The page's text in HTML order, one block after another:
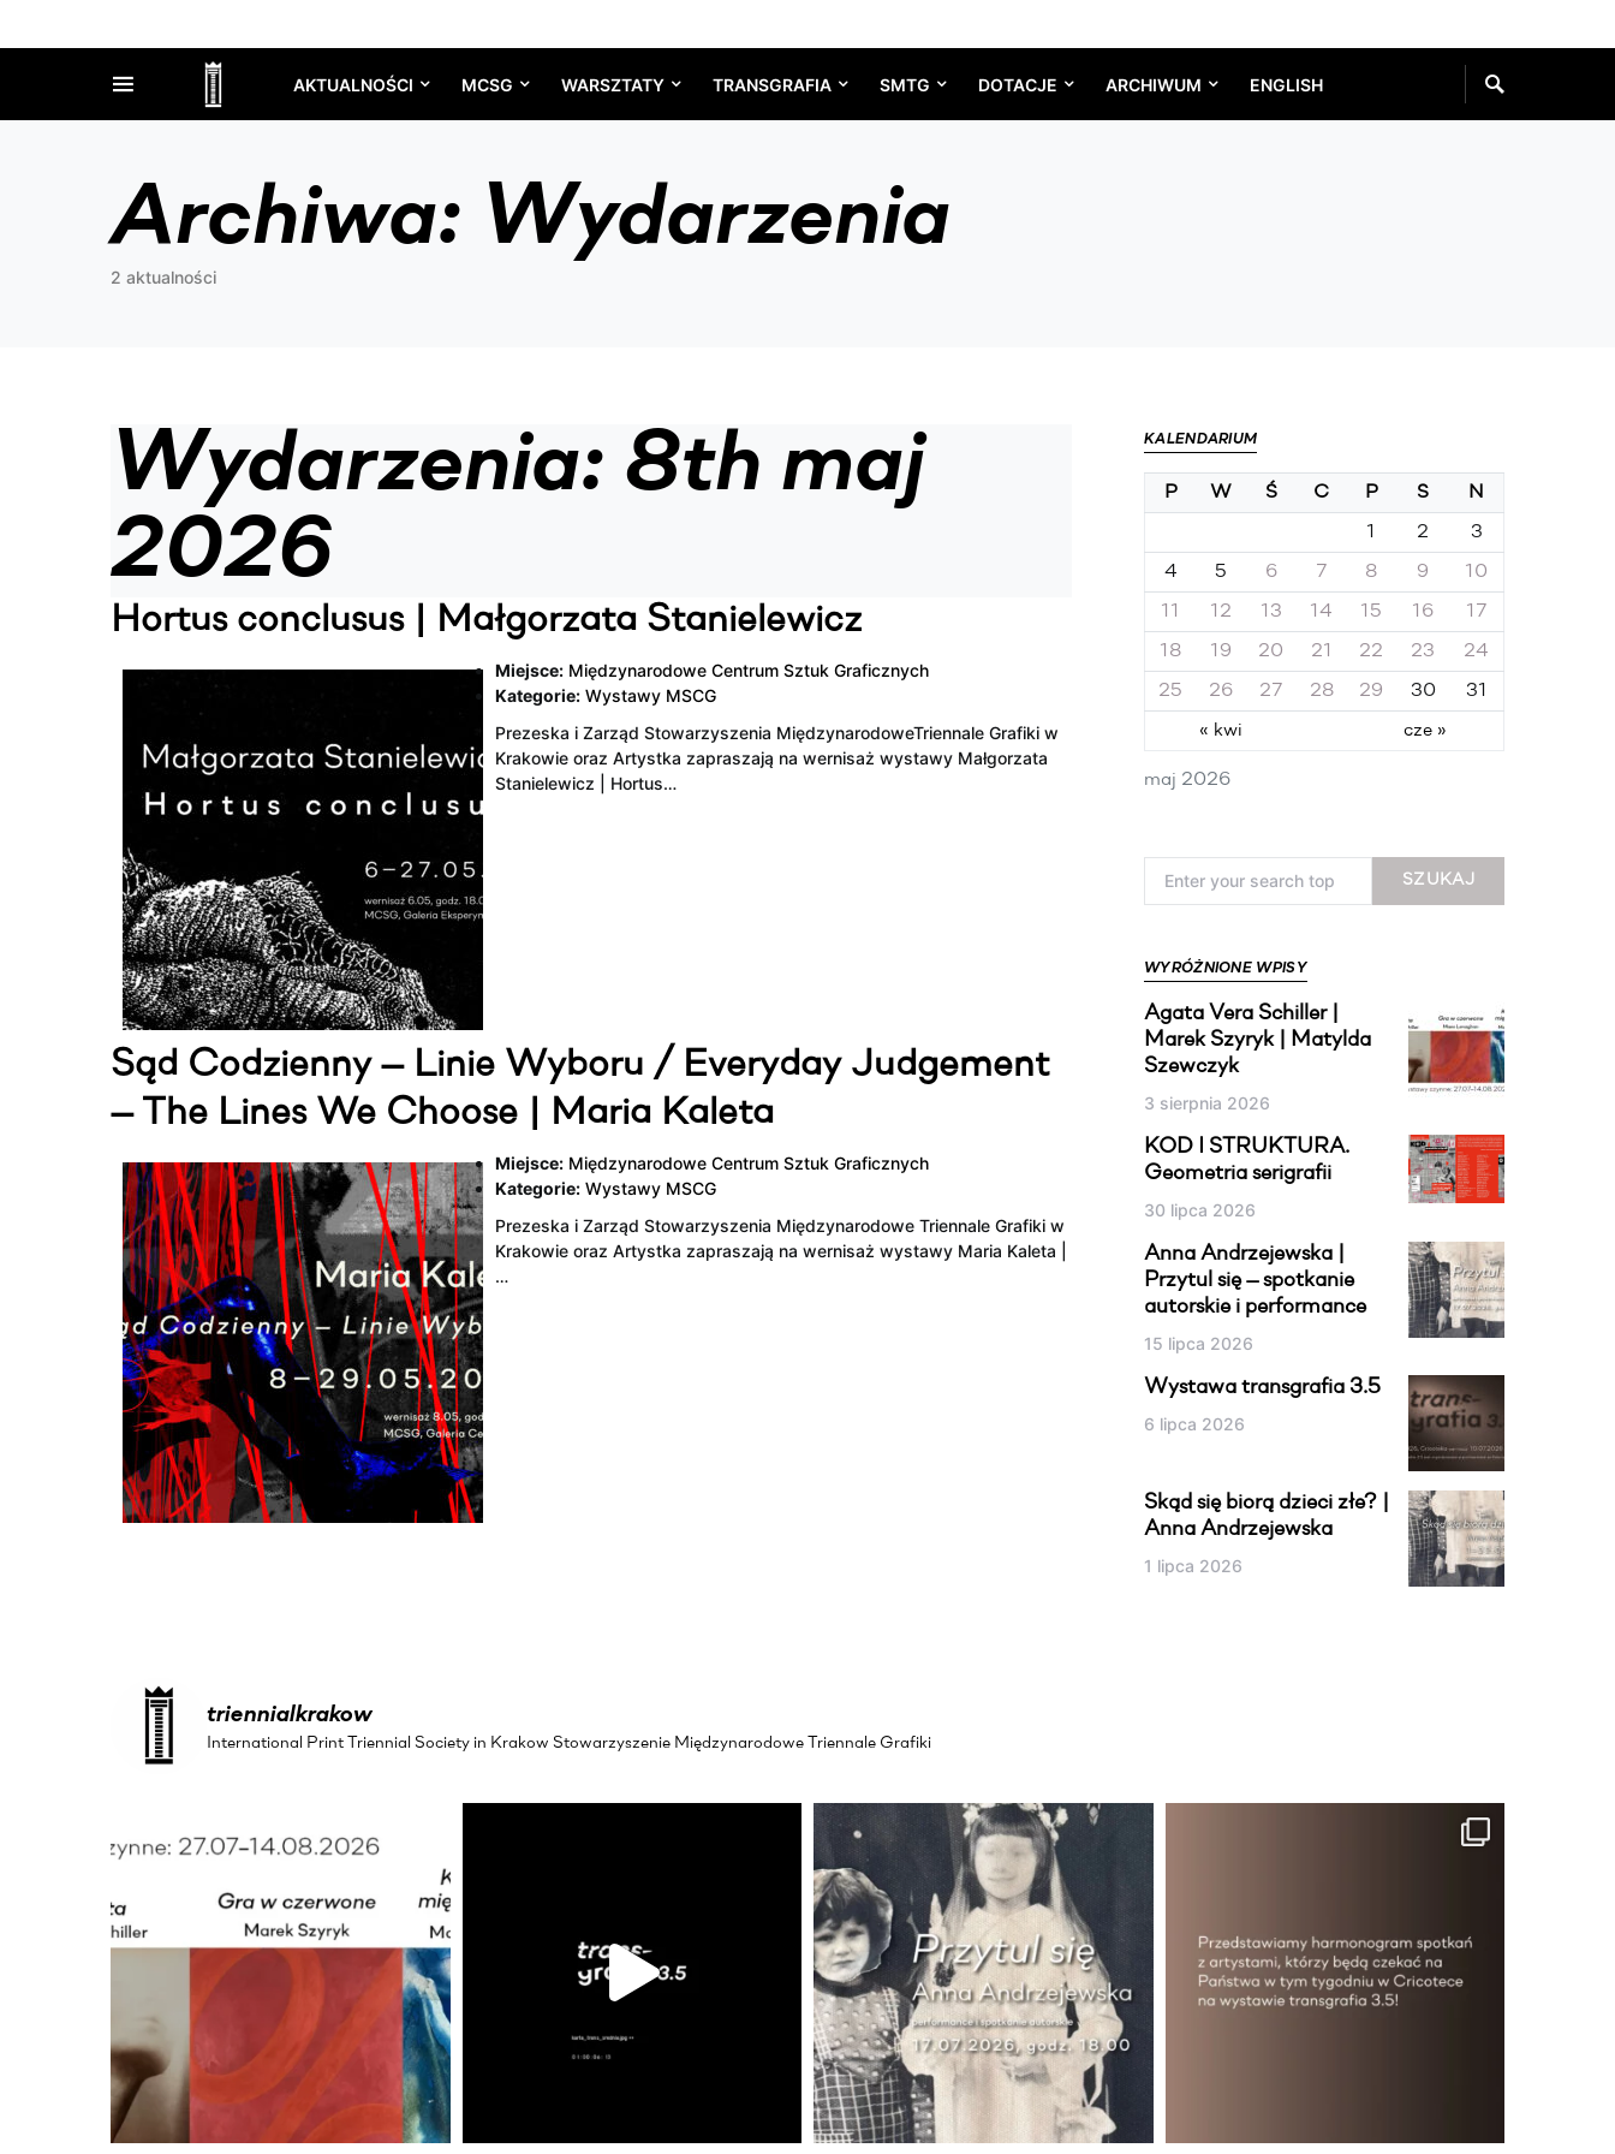
AKTUALNOŚCI MCSG WARSZTATY TRANSGRAFIA SMTG DOTACJE ARCHIWUM ENGLISH
Archiwa: Wydarzenia
2 aktualności
Wydarzenia: 8th maj
2026
Hortus conclusus | Małgorzata Stanielewicz
Miejsce: Międzynarodowe Centrum Sztuk Graficznych
Kategorie: Wystawy MSCG
Prezeska i Zarząd Stowarzyszenia MiędzynarodoweTriennale Grafiki w
Krakowie oraz Artystka zapraszają na wernisaż wystawy Małgorzata
Stanielewicz | Hortus…
Sąd Codzienny — Linie Wyboru / Everyday Judgement
— The Lines We Choose | Maria Kaleta
Miejsce: Międzynarodowe Centrum Sztuk Graficznych
Kategorie: Wystawy MSCG
Prezeska i Zarząd Stowarzyszenia Międzynarodowe Triennale Grafiki w
Krakowie oraz Artystka zapraszają na wernisaż wystawy Maria Kaleta |
…
KALENDARIUM
maj 2026
P W Ś C P S N
1 2 3
4 5 6 7 8 9 10
11 12 13 14 15 16 17
18 19 20 21 22 23 24
25 26 27 28 29 30 31
« kwi cze »
SZUKAJ
WYRÓŻNIONE WPISY
Agata Vera Schiller |
Marek Szyryk | Matylda
Szewczyk
3 sierpnia 2026
KOD I STRUKTURA.
Geometria serigrafii
30 lipca 2026
Anna Andrzejewska |
Przytul się — spotkanie
autorskie i performance
15 lipca 2026
Wystawa transgrafia 3.5
6 lipca 2026
Skąd się biorą dzieci złe? |
Anna Andrzejewska
1 lipca 2026
triennialkrakow
International Print Triennial Society in Krakow Stowarzyszenie Międzynarodowe Triennale Grafiki